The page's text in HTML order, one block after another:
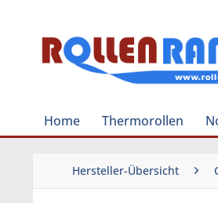
Home Thermorollen
Hersteller-Übersicht